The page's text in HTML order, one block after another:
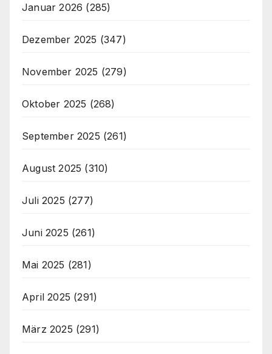
Januar 2026 (285)
Dezember 2025 (347)
November 2025 (279)
Oktober 2025 (268)
September 2025 (261)
August 2025 (310)
Juli 2025 (277)
Juni 2025 (261)
Mai 2025 (281)
April 2025 (291)
März 2025 (291)